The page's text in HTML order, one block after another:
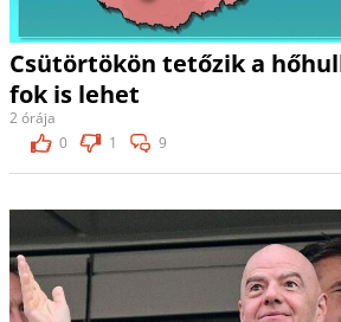
Csütörtökön tetőzik a
fok is lehet
2 órája
0
1 9